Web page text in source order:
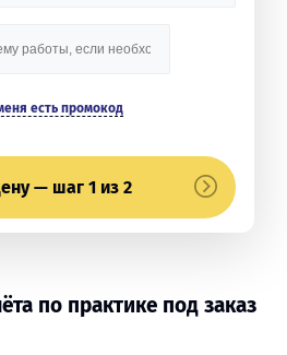
есть промокод
— шаг 1 из 2
по практике под заказ